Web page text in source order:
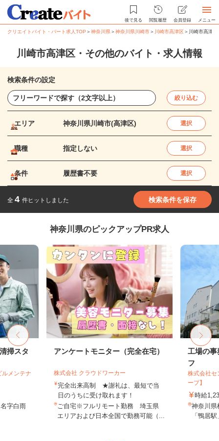
後で見る 閲覧履歴 会員登録 メニュー
クリエイトバイト・パート求人TOP ＞神奈川県＞神奈川県川崎市＞ 川崎市高津区＞ 川崎市高津
川崎市高津区・その他のバイト・求人情報
検索条件の設定
絞り込む
エリア 神奈川県川崎市(高津区) 選択
職種 指定しない 選択
条件 履歴書不要 選択
全 4 件ヒットしました 検索条件を保存
神奈川県のピックアップPR求人
掃スタ
メンテナ
字白雨
アンケートモニター（完全在宅）
株式会社 クラウドワーカー
完全出来高制 ★謝礼は、最短で当
日のうちに受け取れます！
ご自宅※フルリモート勤務 埼玉県
エリアおよび日本全国で勤務可能（...
工場の事
フ
株式会社
ープ】
時給
神奈川県
「鴨居